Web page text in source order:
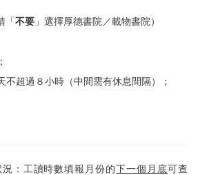
「 不要 」選擇厚德書院／載物書院）
不超過８小時（中間需有休息間隔）；
：工讀時數填報月份的下一個月底可查